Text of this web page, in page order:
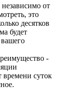
от
это
десятков
будет
вашего
-
времени суток